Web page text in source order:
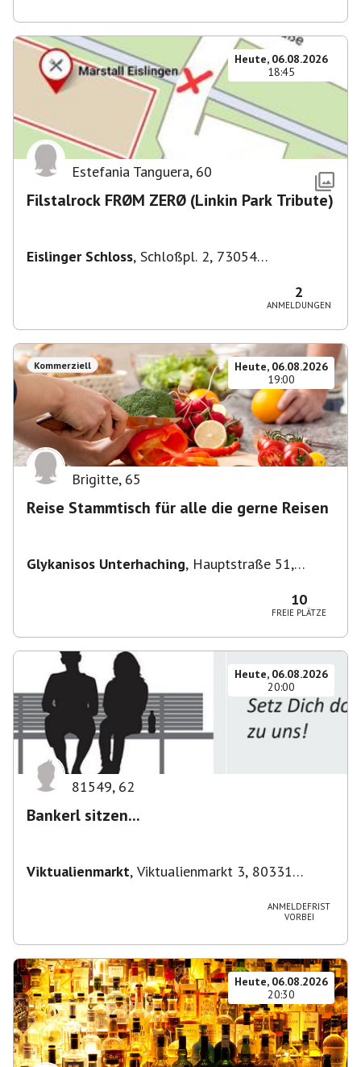
Heute, 06.08.2026
18:45
Estefania Tanguera, 60
Filstalrock FRØM ZERØ (Linkin Park Tribute)
Eislinger Schloss, Schloßpl. 2, 73054
2
ANMELDUNGEN
Kommerziell
Heute, 06.08.2026
19:00
Brigitte, 65
Reise Stammtisch für alle die gerne Reisen
Glykanisos Unterhaching, Hauptstraße 51,
10
FREIE PLÄTZE
Heute, 06.08.2026
20:00
81549, 62
Bankerl sitzen...
Viktualienmarkt, Viktualienmarkt 3, 80331
ANMELDEFRIST
VORBEI
Heute, 06.08.2026
20:30